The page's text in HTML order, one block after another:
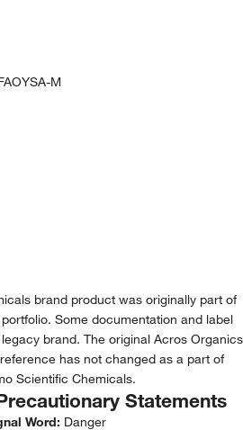
M
brand product was originally part of
Some documentation and label
brand. The original Acros Organics
has not changed as a part of
Scientific Chemicals.
Statements
Word: Danger